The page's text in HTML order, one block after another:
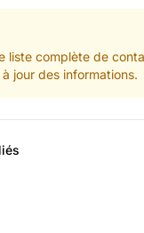
liste complète de
jour des informations.